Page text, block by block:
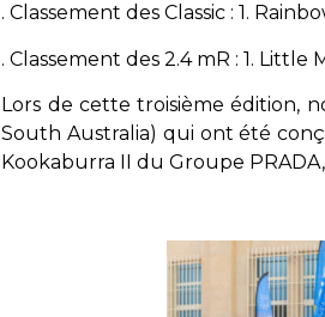
. Classement des Classic : 1.
. Classement des 2.4 mR : 1. Little
Lors de cette troisième édition,
South Australia) qui ont été
Kookaburra II du Groupe